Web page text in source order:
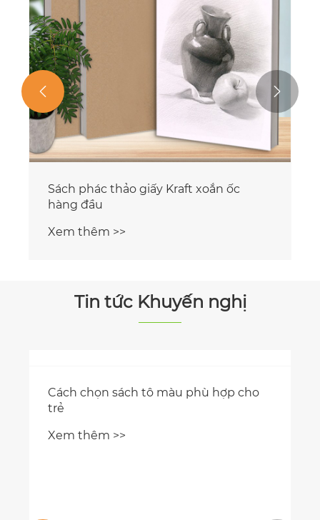
Sách phác thảo giấy Kraft xoắn ốc
hàng đầu
Xem thêm >>
 
Tin tức Khuyến nghị
Cách chọn sách tô màu phù hợp cho
trẻ
Xem thêm >>